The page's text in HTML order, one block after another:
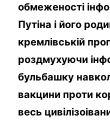
обмеженості
Путіна і його
кремлівській
роздмухуючи
бульбашку
вакцини проти
весь